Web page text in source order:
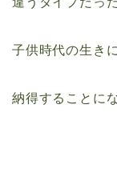
子供時代の生き
納得することに